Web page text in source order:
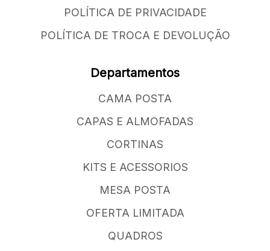
POLÍTICA DE PRIVACIDADE
POLÍTICA DE TROCA E DEVOLUÇÃO
Departamentos
CAMA POSTA
CAPAS E ALMOFADAS
CORTINAS
KITS E ACESSORIOS
MESA POSTA
OFERTA LIMITADA
QUADROS